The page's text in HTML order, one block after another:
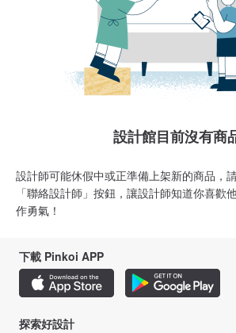
設計館目前沒有商
設計師可能休假中或正準備上架新的商品，
「聯絡設計師」按鈕，讓設計師知道你喜歡
作勇氣！
下載 Pinkoi APP
探索好設計